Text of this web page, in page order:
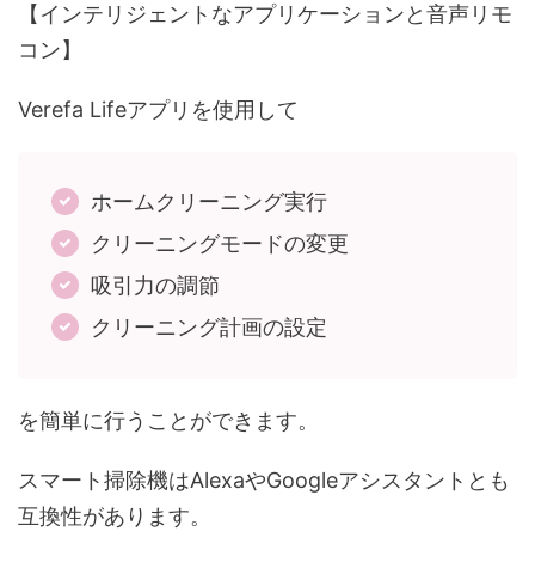
【インテリジェントなアプリケーションと音声リモ
コン】
Verefa Lifeアプリを使用して
ホームクリーニング実行
クリーニングモードの変更
吸引力の調節
クリーニング計画の設定
を簡単に行うことができます。
スマート掃除機はAlexaやGoogleアシスタントとも
互換性があります。